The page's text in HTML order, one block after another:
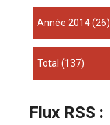
année 2014(26)
total(137)
Flux RSS :